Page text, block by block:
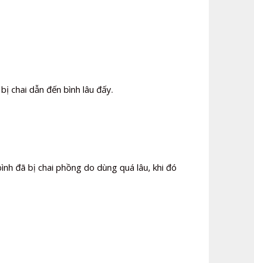
chai dẫn đến bình lâu đấy.
đã bị chai phồng do dùng quá lâu, khi đó